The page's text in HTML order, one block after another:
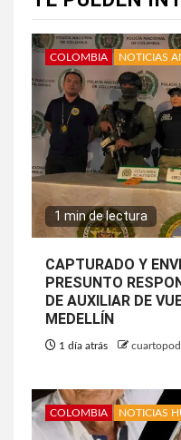
COLOMBIA NOTICIAS
1 min de lectura
CAPTURADO Y
PRESUNTO
DE AUXILIAR DE
MEDELLÍN
1 día atrás
COLOMBIA NOTICIAS